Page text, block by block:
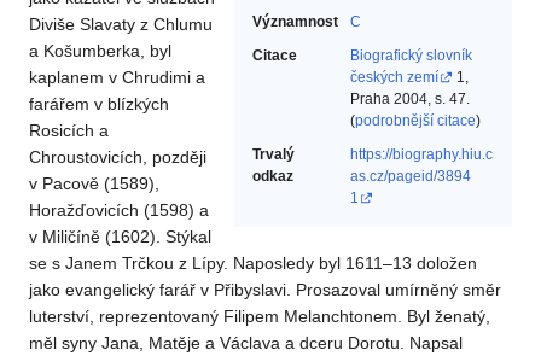
Významnost
C
Citace
Biografický slovník
českých zemí
1,
Praha 2004, s. 47.
(podrobnější citace)
Trvalý
odkaz
https://biography.hiu.c
as.cz/pageid/3894
1
Diviše Slavaty z Chlumu
a Košumberka, byl
kaplanem v Chrudimi a
farářem v blízkých
Rosicích a
Chroustovicích, později
v Pacově (1589),
Horažďovicích (1598) a
v Miličíně (1602). Stýkal
se s Janem Trčkou z Lípy. Naposledy byl 1611–13 doložen
jako evangelický farář v Přibyslavi. Prosazoval umírněný směr
luterství, reprezentovaný Filipem Melanchtonem. Byl ženatý,
měl syny Jana, Matěje a Václava a dceru Dorotu. Napsal